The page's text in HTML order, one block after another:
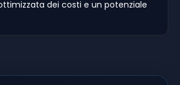
dei costi e un potenziale